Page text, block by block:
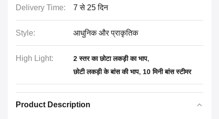
Delivery Time: 7 से 25 दिन
Style: आधुनिक और प्राकृतिक
High Light: 2 स्तर का छोटा लकड़ी का भाप,
छोटी लकड़ी के बांस की भाप, 10 मिनी बांस स्टीमर
Product Description